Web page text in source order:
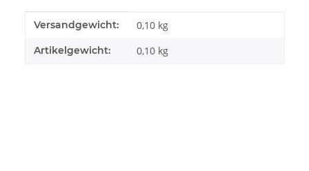
Produkteigenschaft
Wert
Versandgewicht: 0,10 kg
Artikelgewicht: 0,10 kg